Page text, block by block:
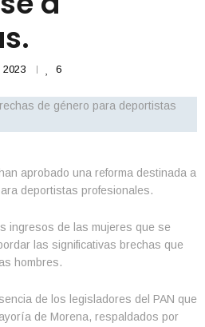
2023 6
aprobado una reforma destinada a
deportistas profesionales.
ingresos de las mujeres que se
las significativas brechas que
hombres.
de los legisladores del PAN que
de Morena, respaldados por